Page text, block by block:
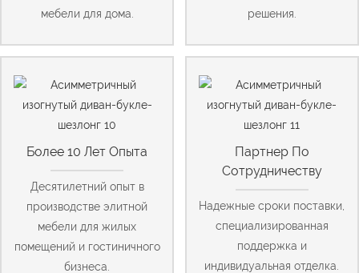
мебели для дома. решения.
Более 10 Лет Опыта
Десятилетний опыт в
производстве элитной
мебели для жилых
помещений и гостиничного
бизнеса.
Партнер По
Сотрудничеству
Надежные сроки поставки,
специализированная
поддержка и
индивидуальная отделка.